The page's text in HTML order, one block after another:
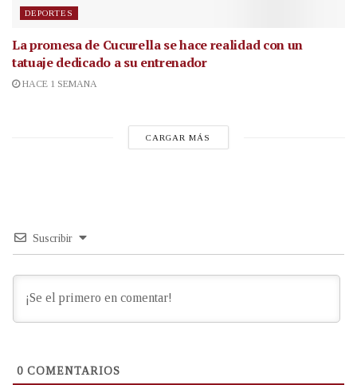
DEPORTES
La promesa de Cucurella se hace realidad con un
tatuaje dedicado a su entrenador
HACE 1 SEMANA
CARGAR MÁS
Suscribir
0 COMENTARIOS